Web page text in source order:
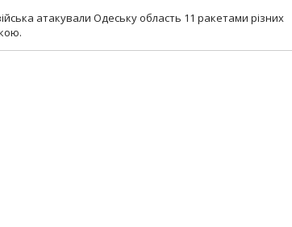
атакували Одеську область 11 ракетами різних